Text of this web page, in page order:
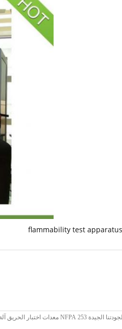
flammability test apparatus